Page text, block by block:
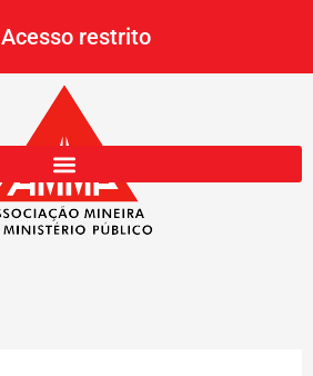
Acesso restrito